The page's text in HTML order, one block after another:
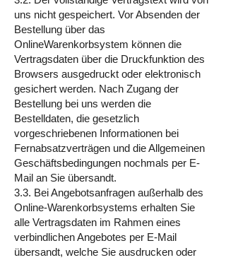
uns nicht gespeichert. Vor Absenden der
Bestellung über das
OnlineWarenkorbsystem können die
Vertragsdaten über die Druckfunktion des
Browsers ausgedruckt oder elektronisch
gesichert werden. Nach Zugang der
Bestellung bei uns werden die
Bestelldaten, die gesetzlich
vorgeschriebenen Informationen bei
Fernabsatzverträgen und die Allgemeinen
Geschäftsbedingungen nochmals per E-
Mail an Sie übersandt.
3.3. Bei Angebotsanfragen außerhalb des
Online-Warenkorbsystems erhalten Sie
alle Vertragsdaten im Rahmen eines
verbindlichen Angebotes per E-Mail
übersandt, welche Sie ausdrucken oder